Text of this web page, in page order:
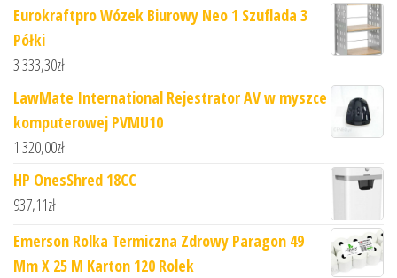
Eurokraftpro Wózek Biurowy Neo 1 Szuflada 3
Półki
3 333,30zł
LawMate International Rejestrator AV w myszce
komputerowej PVMU10
1 320,00zł
HP OnesShred 18CC
937,11zł
Emerson Rolka Termiczna Zdrowy Paragon 49
Mm X 25 M Karton 120 Rolek